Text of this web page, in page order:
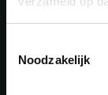
Noodzakelijk
Mijn